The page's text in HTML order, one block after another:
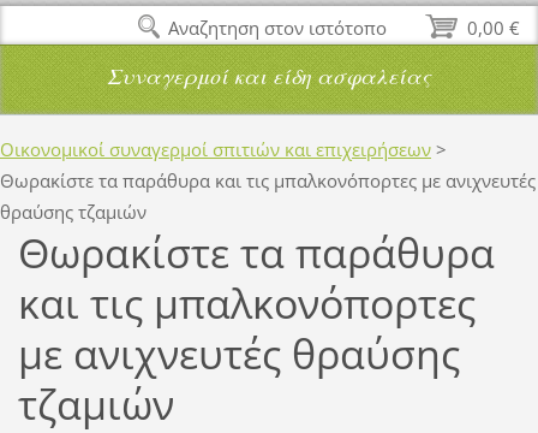
Συναγερμοί και είδη ασφαλείας
Οικονομικοί συναγερμοί σπιτιών και επιχειρήσεων >
Θωρακίστε τα παράθυρα και τις μπαλκονόπορτες με ανιχνευτές
θραύσης τζαμιών
Θωρακίστε τα παράθυρα
και τις μπαλκονόπορτες
με ανιχνευτές θραύσης
τζαμιών
0,00 €
Αναζητηση στον ιστότοπο